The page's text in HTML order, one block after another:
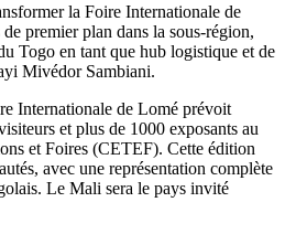
la Foire Internationale de
premier plan dans la sous-région,
Togo en tant que hub logistique et de
Mivédor Sambiani.
Internationale de Lomé prévoit
et plus de 1000 exposants au
et Foires (CETEF). Cette édition
avec une représentation complète
Le Mali sera le pays invité